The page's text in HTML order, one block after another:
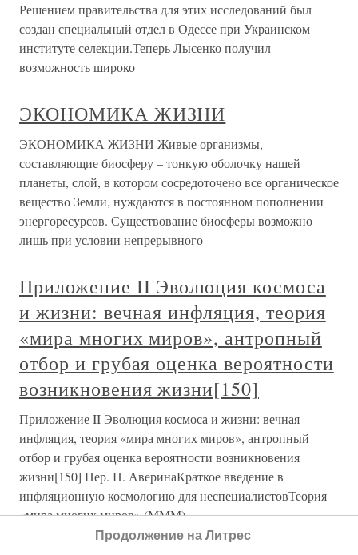
Решением правительства для этих исследований был
создан специальный отдел в Одессе при Украинском
институте селекции.Теперь Лысенко получил
возможность широко
ЭКОНОМИКА ЖИЗНИ
ЭКОНОМИКА ЖИЗНИ Живые организмы,
составляющие биосферу – тонкую оболочку нашей
планеты, слой, в котором сосредоточено все органическое
вещество Земли, нуждаются в постоянном пополнении
энергоресурсов. Существование биосферы возможно
лишь при условии непрерывного
Приложение II Эволюция космоса
и жизни: вечная инфляция, теория
«мира многих миров», антропный
отбор и грубая оценка вероятности
возникновения жизни[150]
Приложение II Эволюция космоса и жизни: вечная
инфляция, теория «мира многих миров», антропный
отбор и грубая оценка вероятности возникновения
жизни[150] Пер. П. АверинаКраткое введение в
инфляционную космологию для неспециалистовТеория
«мира многих миров» (МММ),
Продолжение на Литрес